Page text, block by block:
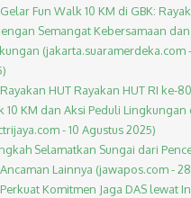
Gelar Fun Walk 10 KM di GBK:
Semangat Kebersamaan
(jakarta.suaramerdeka.com
Rayakan HUT Rayakan HUT RI ke-
10 KM dan Aksi Peduli Lingkungan
- 10 Agustus 2025)
Selamatkan Sungai dari
Lainnya (jawapos.com -
Perkuat Komitmen Jaga DAS lewat